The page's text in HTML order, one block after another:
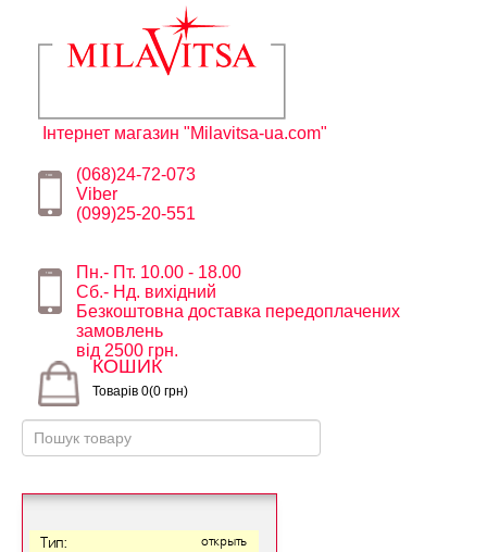
Інтернет магазин "Milavitsa-ua.com"
(068)24-72-073
Viber
(099)25-20-551
Пн.- Пт. 10.00 - 18.00
Сб.- Нд. вихідний
Безкоштовна доставка передоплачених
замовлень
від 2500 грн.
КОШИК
Товарів 0(0 грн)
Тип: открыть